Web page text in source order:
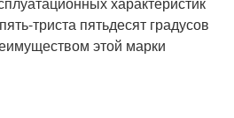
триста пятьдесят градусов
этой марки